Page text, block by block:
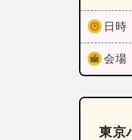
日時
会場
東京